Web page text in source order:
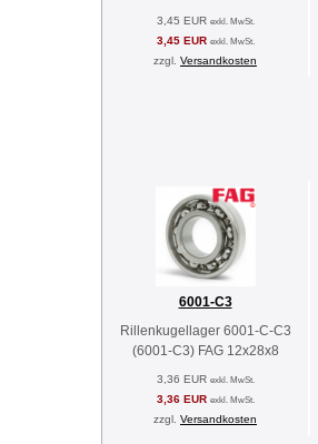
3,45 EUR exkl. MwSt.
3,45 EUR exkl. MwSt.
zzgl. Versandkosten
6001-C3
Rillenkugellager 6001-C-C3
(6001-C3) FAG 12x28x8
3,36 EUR exkl. MwSt.
3,36 EUR exkl. MwSt.
zzgl. Versandkosten